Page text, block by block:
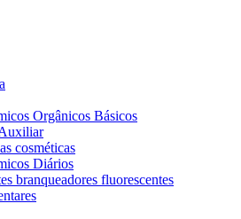
Orgânicos Básicos
cosméticas
Diários
branqueadores fluorescentes